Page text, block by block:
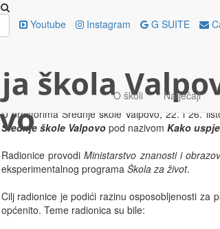
Youtube Instagram G SUITE
O školi Natječaji
DJELATNICI
26. listopada 2018.
U prostorima Srednje škole Valpovo, 22. i 26.
Srednje škole Valpovopod nazivom Kako
Radionice provodiMinistarstvo znanosti i
eksperimentalnog programa Škola za život.
Cilj radionice je podići razinu osposobljenosti za
općenito. Teme radionica su bile: